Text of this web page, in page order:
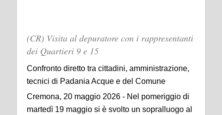
(CR) Visita al depuratore con i rappresentanti
dei Quartieri 9 e 15
Confronto diretto tra cittadini, amministrazione,
tecnici di Padania Acque e del Comune
Cremona, 20 maggio 2026 - Nel pomeriggio di
martedì 19 maggio si è svolto un sopralluogo al